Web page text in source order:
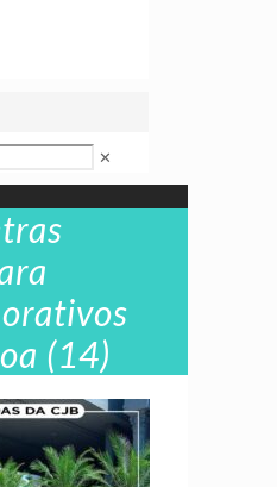
✕
(14)